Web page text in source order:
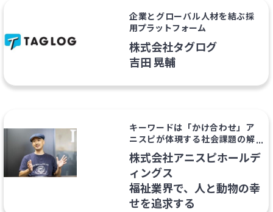
企業とグローバル人材を結ぶ採
用プラットフォーム
株式会社タグログ
吉田 晃輔
キーワードは「かけ合わせ」ア
ニスピが体現する社会課題の解
決方法
株式会社アニスピホールデ
ィングス
福祉業界で、人と動物の幸
せを追求する